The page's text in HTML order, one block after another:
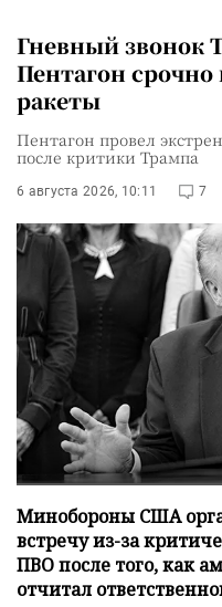
Гневный звонок
Пентагон
ракеты
Пентагон провел
после критики Трампа
6 августа 2026, 10:11 7
Минобороны США
встречу из-за
ПВО после того, как
отчитал